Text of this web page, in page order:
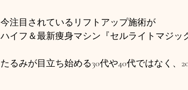
今注目されているリフトアップ施術が
ハイフ＆最新痩身マシン『セルライトマジッ
たるみが目立ち始める30代や40代ではなく、